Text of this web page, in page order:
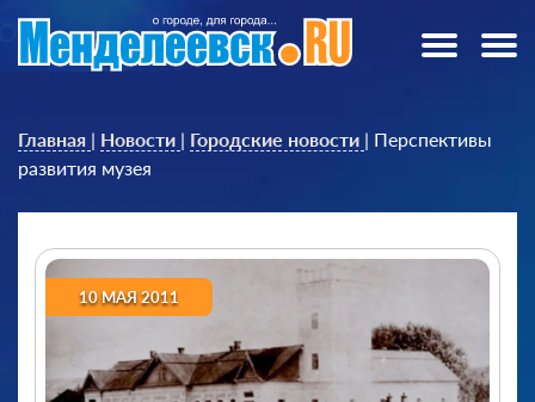
Главная | Новости | Городские новости | Перспективы
развития музея
10 МАЯ 2011